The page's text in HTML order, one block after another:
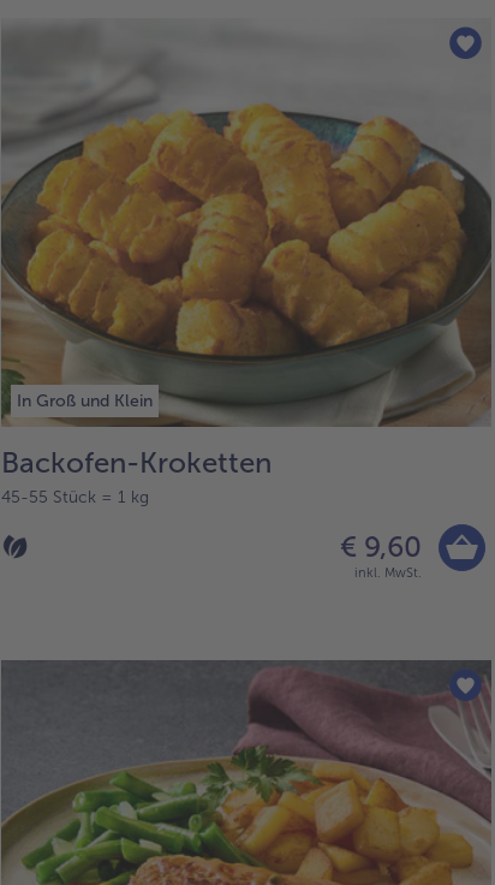
In Groß und Klein
Backofen-Kroketten
45-55 Stück = 1 kg
€ 9,60
inkl. MwSt.